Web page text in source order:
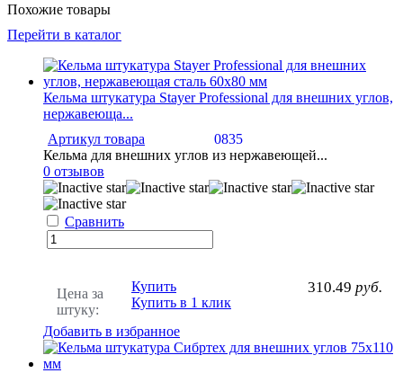
Похожие товары
Перейти в каталог
Кельма штукатура Stayer Professional для внешних углов,
нержавеюща...
Артикул товара
0835
Кельма для внешних углов из нержавеющей...
0 отзывов
Сравнить
Цена за
штуку:
310.49 руб.
Купить
Купить в 1 клик
Добавить в избранное